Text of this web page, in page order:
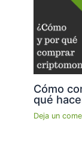
Cómo
qué
Deja un